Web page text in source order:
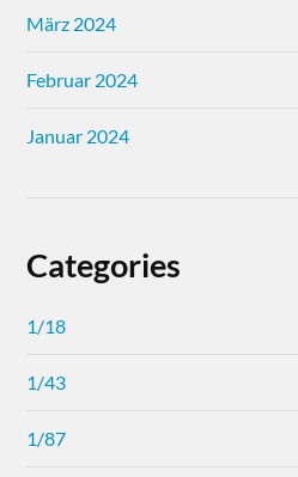
März 2024
Februar 2024
Januar 2024
Categories
1/18
1/43
1/87